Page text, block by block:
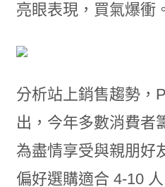
亮眼表現，買氣爆衝
分析站上銷售趨勢，
出，今年多數消費者
為盡情享受與親朋好
偏好選購適合 4-10